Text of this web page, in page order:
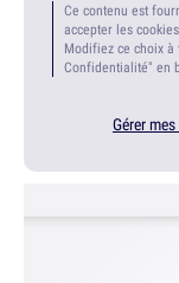
Ce contenu est
accepter les
Modifiez ce choix
Confidentialité" en
Gérer